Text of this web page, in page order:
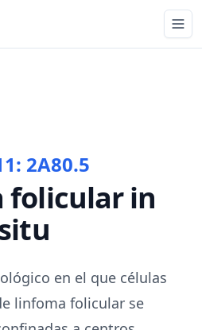
2A80.5
folicular in
en el que células
linfoma folicular se